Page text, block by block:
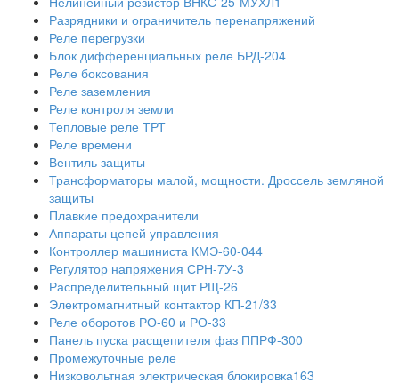
Разрядники и ограничитель перенапряжений
Реле перегрузки
Блок дифференциальных реле БРД-204
Реле боксования
Реле заземления
Реле контроля земли
Тепловые реле ТРТ
Реле времени
Вентиль защиты
Трансформаторы малой, мощности. Дроссель земляной
защиты
Плавкие предохранители
Аппараты цепей управления
Контроллер машиниста КМЭ-60-044
Регулятор напряжения СРН-7У-3
Распределительный щит РЩ-26
Электромагнитный контактор КП-21/33
Реле оборотов РО-60 и РО-33
Панель пуска расщепителя фаз ППРФ-300
Промежуточные реле
Низковольтная электрическая блокировка163